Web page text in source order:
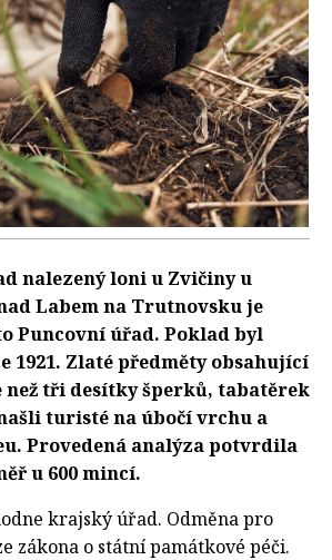
nalezený loni u Zvičiny u
Labem na Trutnovsku je
Puncovní úřad. Poklad byl
1921. Zlaté předměty obsahující
než tři desítky šperků, tabatěrek
turisté na úbočí vrchu a
Provedená analýza potvrdila
u 600 mincí.
krajský úřad. Odměna pro
zákona o státní památkové péči.